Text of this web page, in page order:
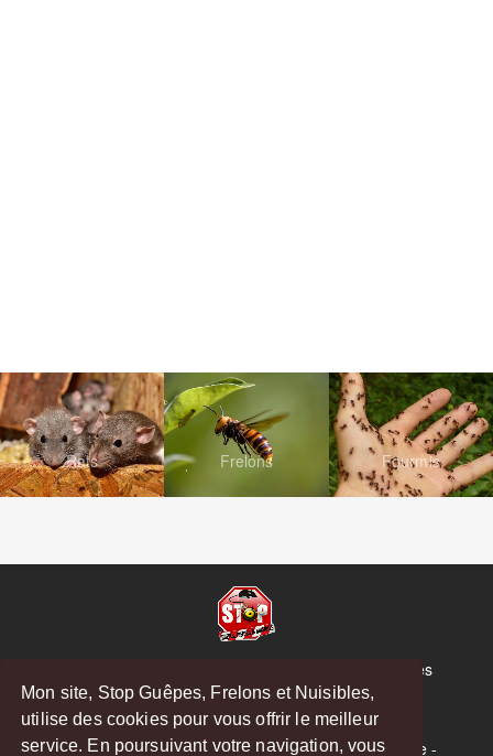
Mon site, Stop Guêpes, Frelons et Nuisibles,
utilise des cookies pour vous offrir le meilleur
service. En poursuivant votre navigation, vous
Rats Frelons Fourmis
© Copyright 2026 Stop Guêpes, Frelons et Nuisibles
Mentions légales
Créé parMattWeb
Saint-Gaudens-Saint-Girons-Boulogne-sur-Gesse-